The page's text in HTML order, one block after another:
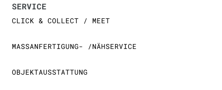
SERVICE
CLICK & COLLECT / MEET
MASSANFERTIGUNG- /NÄHSERVICE
OBJEKTAUSSTATTUNG